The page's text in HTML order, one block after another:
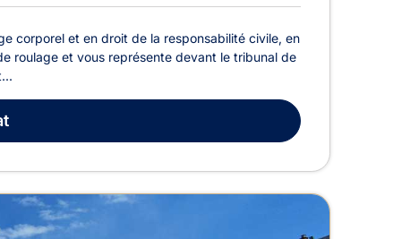
corporel et en droit de la responsabilité civile, en
roulage et vous représente devant le tribunal de